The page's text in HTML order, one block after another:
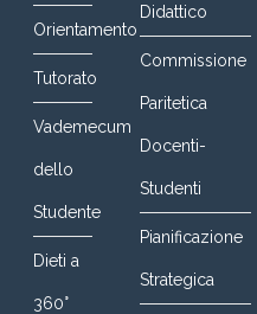
Orientamento
Tutorato
Vademecum
dello
Studente
Dieti a
360°
Didattico
Commissione
Paritetica
Docenti-
Studenti
Pianificazione
Strategica